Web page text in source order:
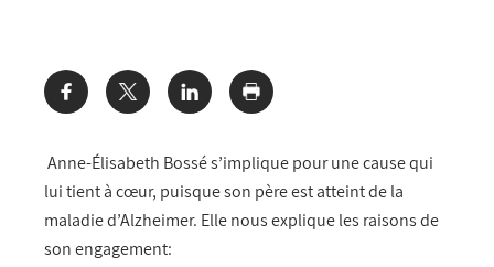
Anne-Élisabeth Bossé s’implique pour une cause qui
lui tient à cœur, puisque son père est atteint de la
maladie d’Alzheimer. Elle nous explique les raisons de
son engagement:
Share: